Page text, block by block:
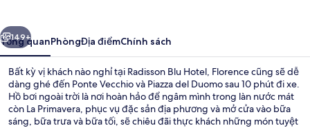
Tiếp
149+
Tổng quanPhòngĐịa điểmChính sách
Bất kỳ vị khách nào nghỉ tại Radisson Blu Hotel, Florence cũng sẽ dễ
dàng ghé đến Ponte Vecchio và Piazza del Duomo sau 10 phút đi xe.
Hồ bơi ngoài trời là nơi hoàn hảo để ngâm mình trong làn nước mát
còn La Primavera, phục vụ đặc sản địa phương và mở cửa vào bữa
sáng, bữa trưa và bữa tối, sẽ chiêu đãi thực khách những món tuyệt